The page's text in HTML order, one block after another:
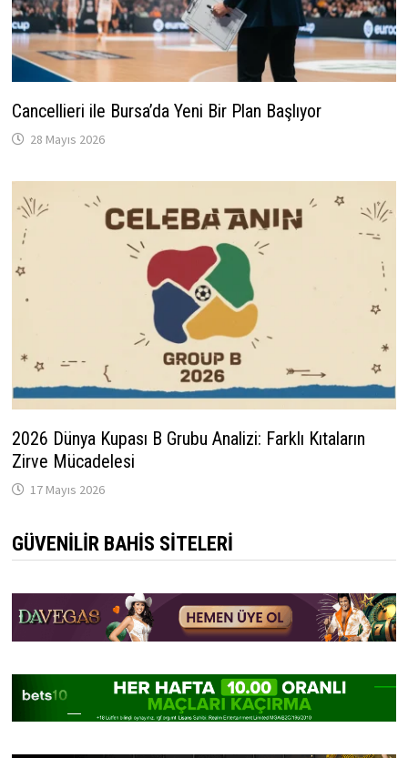
Cancellieri ile Bursa’da Yeni Bir Plan Başlıyor
28 Mayıs 2026
2026 Dünya Kupası B Grubu Analizi: Farklı Kıtaların
Zirve Mücadelesi
17 Mayıs 2026
GÜVENILIR BAHIS SITELERI